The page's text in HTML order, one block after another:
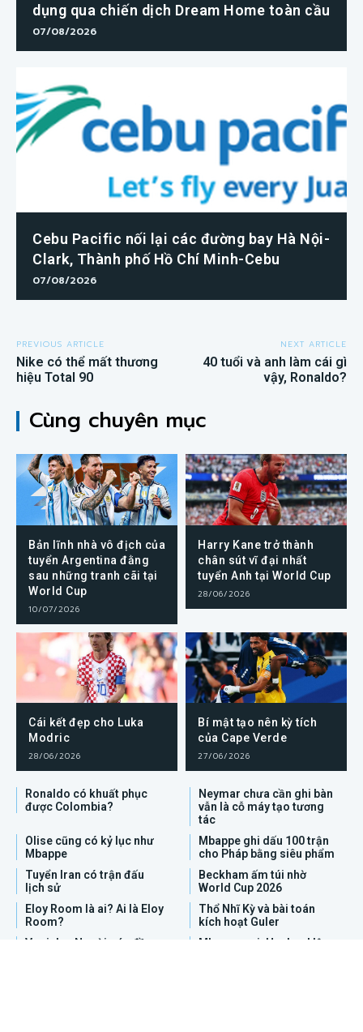
dụng qua chiến dịch Dream Home toàn cầu
07/08/2026
Cebu Pacific nối lại các đường bay Hà Nội-
Clark, Thành phố Hồ Chí Minh-Cebu
07/08/2026
PREVIOUS ARTICLE
Nike có thể mất thương
hiệu Total 90
NEXT ARTICLE
40 tuổi và anh làm cái gì
vậy, Ronaldo?
Cùng chuyên mục
Bản lĩnh nhà vô địch của
tuyển Argentina đằng
sau những tranh cãi tại
World Cup
10/07/2026
Harry Kane trở thành
chân sút vĩ đại nhất
tuyển Anh tại World Cup
28/06/2026
Cái kết đẹp cho Luka
Modric
28/06/2026
Bí mật tạo nên kỳ tích
của Cape Verde
27/06/2026
Ronaldo có khuất phục
được Colombia?
Neymar chưa cần ghi bàn
vẫn là cỗ máy tạo tương
tác
Olise cũng có kỷ lục như
Mbappe
Mbappe ghi dấu 100 trận
cho Pháp bằng siêu phẩm
Tuyển Iran có trận đấu
lịch sử
Beckham ấm túi nhờ
World Cup 2026
Eloy Room là ai? Ai là Eloy
Room?
Thổ Nhĩ Kỳ và bài toán
kích hoạt Guler
Vozinha: Người gác đền
Mbappe gọi, Haaland lập